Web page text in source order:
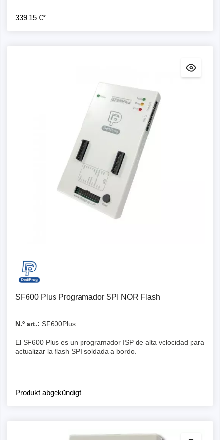
339,15 €*
SF600 Plus Programador SPI NOR Flash
N.º art.: SF600Plus
El SF600 Plus es un programador ISP de alta velocidad para
actualizar la flash SPI soldada a bordo.
Produkt abgekündigt